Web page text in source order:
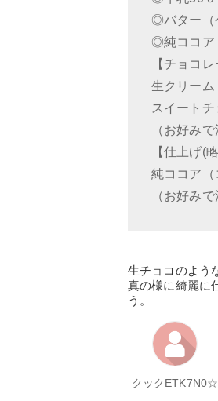
◎バター（
◎純ココア
【チョコ
生クリー
スイート
（お好み
【仕上げ(
純ココア
（お好み
生チョコのよう
真の様に綺麗に
う。
クックETK7N0☆